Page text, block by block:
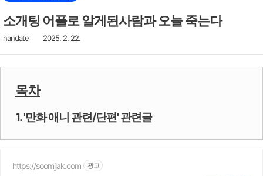
소개팅 어플로 알게된사람과 오늘 죽는다
nandate 2025. 2. 22.
목차
1. '만화 애니 관련/단편' 관련글
https://soomjjak.com 광고